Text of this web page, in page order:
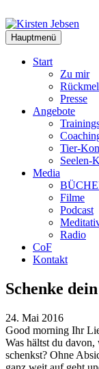
Inhalt
springen
Hauptmenü
Start
Zu mir
Presse
Angebote
Tier-
Seelen-
Media
Filme
Podcast
Radio
CoF
Kontakt
Schenke
24. Mai 2016
Good morning Ihr
Was hältst du
schenkst? Ohne